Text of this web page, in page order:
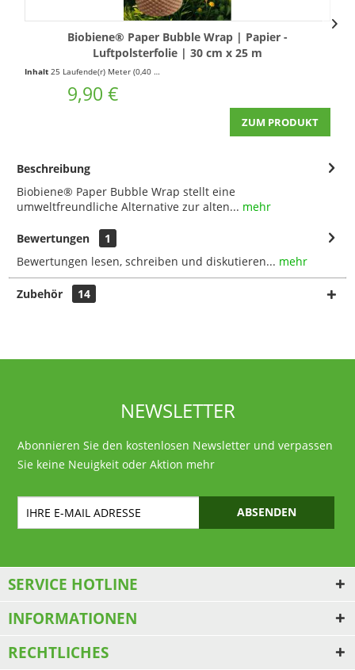
Biobiene® Paper Bubble Wrap | Papier -
Luftpolsterfolie | 30 cm x 25 m
Inhalt 25 Laufende(r) Meter (0,40 € * / 1 Laufende(r) Meter)
9,90 €
ZUM PRODUKT
Beschreibung
Biobiene® Paper Bubble Wrap stellt eine
umweltfreundliche Alternative zur alten... mehr
Bewertungen
1
Bewertungen lesen, schreiben und diskutieren... mehr
Zubehör 14
NEWSLETTER
Abonnieren Sie den kostenlosen Newsletter und verpassen
Sie keine Neuigkeit oder Aktion mehr
ABSENDEN
SERVICE HOTLINE
INFORMATIONEN
RECHTLICHES